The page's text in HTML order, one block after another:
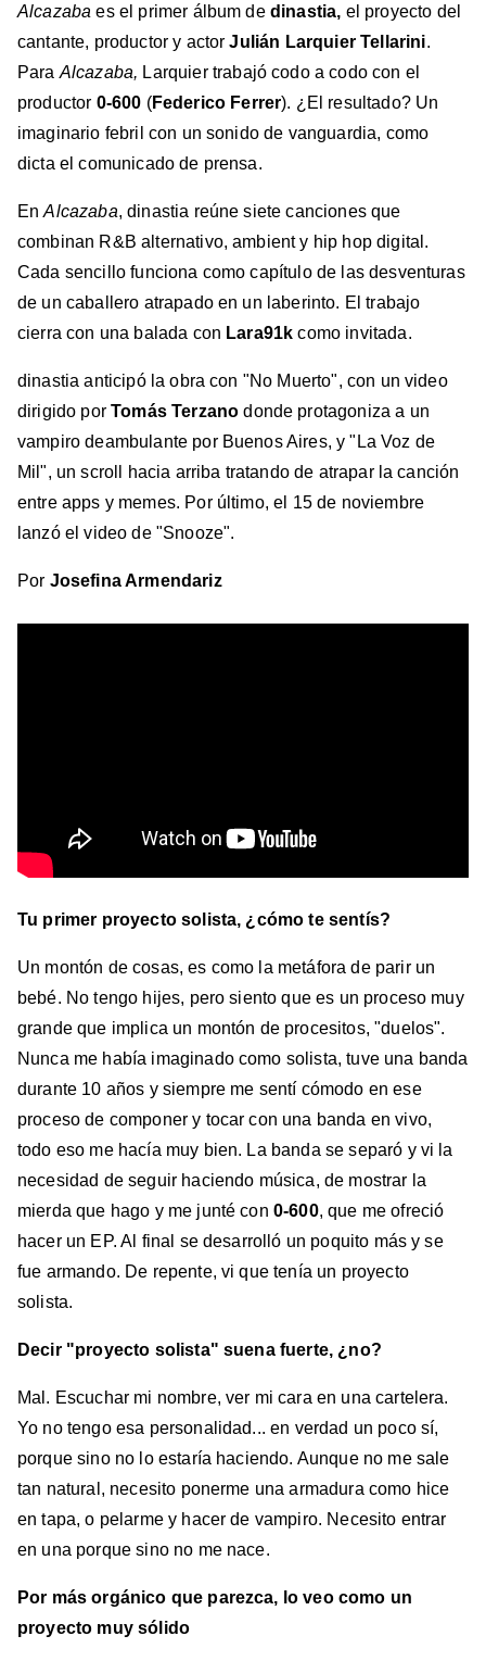
Alcazaba es el primer álbum de dinastia, el proyecto del
cantante, productor y actor Julián Larquier Tellarini.
Para Alcazaba, Larquier trabajó codo a codo con el
productor 0-600 (Federico Ferrer). ¿El resultado? Un
imaginario febril con un sonido de vanguardia, como
dicta el comunicado de prensa.
EnAlcazaba, dinastia reúne siete canciones que
combinan R&B alternativo, ambient y hip hop digital.
Cada sencillo funciona como capítulo de las desventuras
de un caballero atrapado en un laberinto. El trabajo
cierra con una balada con Lara91kcomo invitada.
dinastia anticipó la obra con "No Muerto", con un video
dirigido porTomás Terzanodonde protagoniza a un
vampiro deambulante por Buenos Aires, y "La Voz de
Mil", un scroll hacia arriba tratando de atrapar la canción
entre apps y memes. Por último, el 15 de noviembre
lanzó el video de "Snooze".
Por Josefina Armendariz
Tu primer proyecto solista, ¿cómo te sentís?
Un montón de cosas, es como la metáfora de parir un
bebé. No tengo hijes, pero siento que es un proceso muy
grande que implica un montón de procesitos, "duelos".
Nunca me había imaginado como solista, tuve una banda
durante 10 años y siempre me sentí cómodo en ese
proceso de componer y tocar con una banda en vivo,
todo eso me hacía muy bien. La banda se separó y vi la
necesidad de seguir haciendo música, de mostrar la
mierda que hago y me junté con 0-600, que me ofreció
hacer un EP. Al final se desarrolló un poquito más y se
fue armando. De repente, vi que tenía un proyecto
solista.
Decir "proyecto solista" suena fuerte, ¿no?
Mal. Escuchar mi nombre, ver mi cara en una cartelera.
Yo no tengo esa personalidad... en verdad un poco sí,
porque sino no lo estaría haciendo. Aunque no me sale
tan natural, necesito ponerme una armadura como hice
en tapa, o pelarme y hacer de vampiro. Necesito entrar
en una porque sino no me nace.
Por más orgánico que parezca, lo veo como un
proyecto muy sólido